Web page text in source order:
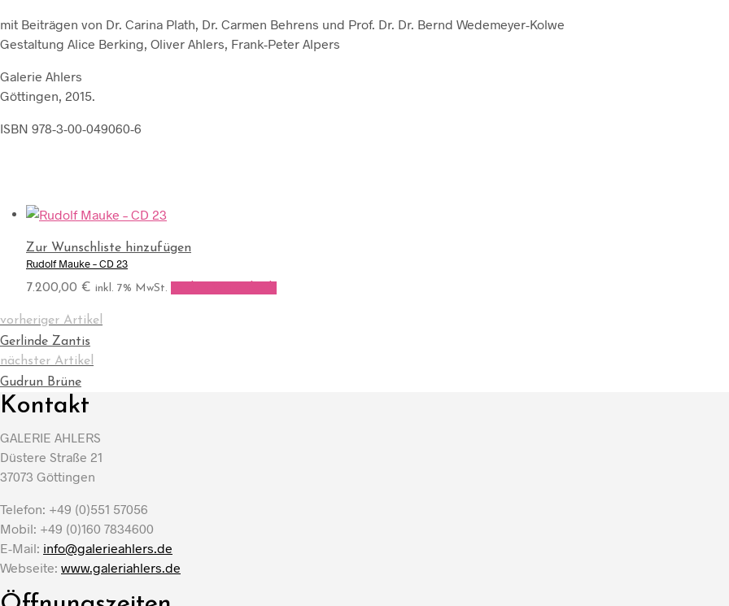
mit Beiträgen von Dr. Carina Plath, Dr. Carmen Behrens und Prof. Dr. Dr. Bernd Wedemeyer-Kolwe
Gestaltung Alice Berking, Oliver Ahlers, Frank-Peter Alpers
Galerie Ahlers
Göttingen, 2015.
ISBN 978-3-00-049060-6
Zur Wunschliste hinzufügen
Rudolf Mauke – CD 23
7.200,00 € inkl. 7% MwSt.
vorheriger Artikel
Gerlinde Zantis
nächster Artikel
Gudrun Brüne
Kontakt
GALERIE AHLERS
Düstere Straße 21
37073 Göttingen
Telefon: +49 (0)551 57056
Mobil: +49 (0)160 7834600
E-Mail: info@galerieahlers.de
Webseite: www.galeriahlers.de